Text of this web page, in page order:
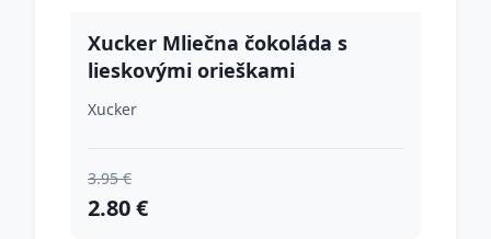
Xucker Mliečna čokoláda s
lieskovými orieškami
Xucker
3.95 €
2.80 €